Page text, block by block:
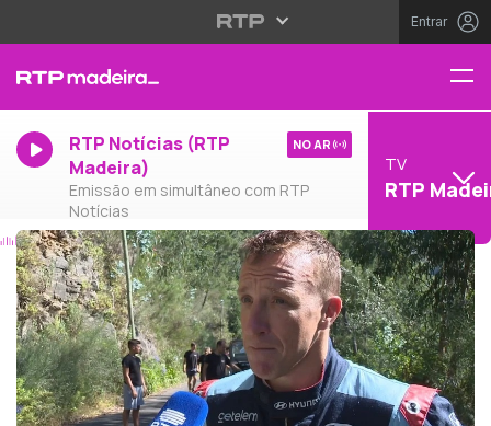
Entrar
RTP Notícias (RTP
Madeira)
Emissão em simultâneo com RTP
Notícias
NO AR
TV
RTP